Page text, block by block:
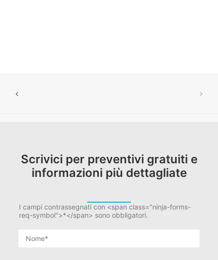
Scrivici per preventivi gratuiti e
informazioni più dettagliate
I campi contrassegnati con <span class="ninja-forms-
req-symbol">*</span> sono obbligatori.